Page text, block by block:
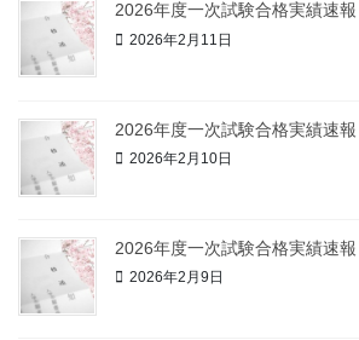
2026年度一次試験合格実績速報
2026年2月11日
2026年度一次試験合格実績速報
2026年2月10日
2026年度一次試験合格実績速報
2026年2月9日